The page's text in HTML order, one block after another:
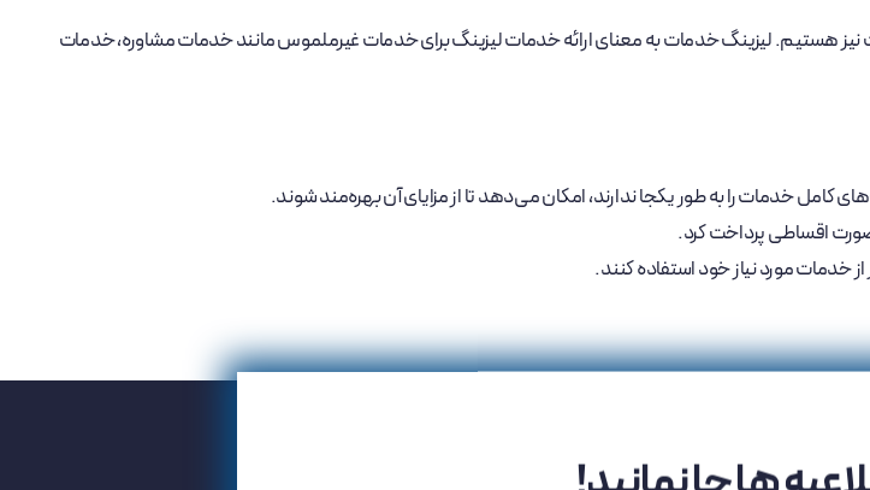
نیز هستیم. لیزینگ خدمات به معنای ارائه خدمات لیزینگ برای خدمات غیرملموس مانند خدمات مشاوره، خدمات
خدمات را به طور یکجا ندارند، امکان می‌دهد تا از مزایای آن بهره‌مند شوند.
اقساطی پرداخت کرد.
خدمات مورد نیاز خود استفاده کنند.